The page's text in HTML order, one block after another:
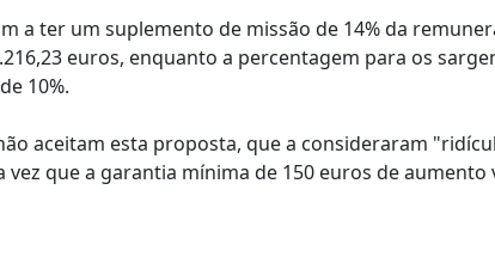
a ter um suplemento de missão de 14% da
euros, enquanto a percentagem para os
10%.
aceitam esta proposta, que a consideraram
que a garantia mínima de 150 euros de aumento